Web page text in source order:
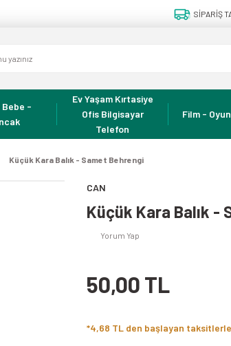
SİPARİŞ
-
Ev Yaşam Kırtasiye
Ofis Bilgisayar
Telefon
Film -
Küçük Kara Balık - Samet Behrengi
CAN
Küçük Kara Balık -
Yorum Yap
50,00 TL
*4,68 TL den başlayan